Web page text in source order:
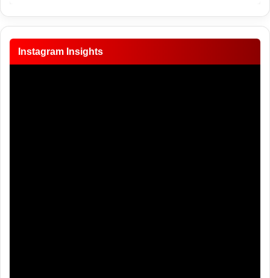
Instagram Insights